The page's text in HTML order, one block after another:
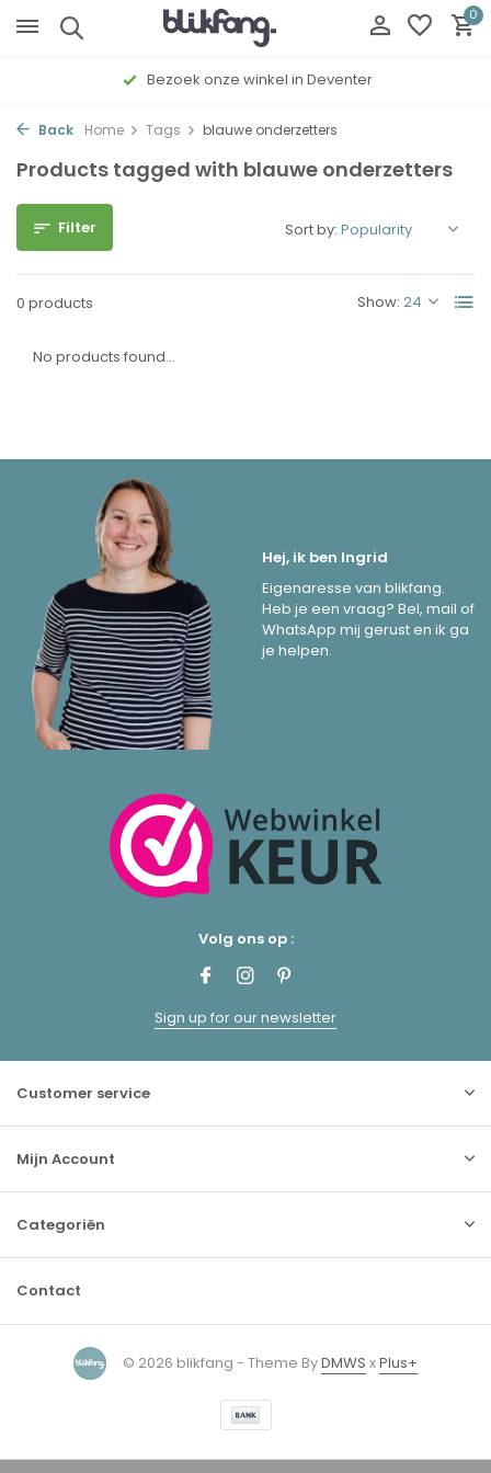
0
Bezoek onze winkel in Deventer
Back Home Tags blauwe onderzetters
Products tagged with blauwe onderzetters
Filter
0 products Show:
Sort by:
No products found...
Hej, ik ben Ingrid
Eigenaresse van blikfang.
Heb je een vraag? Bel, mail of
WhatsApp mij gerust en ik ga
je helpen.
Volg ons op :
Sign up for our newsletter
Customer service
Mijn Account
Categoriën
Contact
© 2026 blikfang - Theme ByDMWS xPlus+